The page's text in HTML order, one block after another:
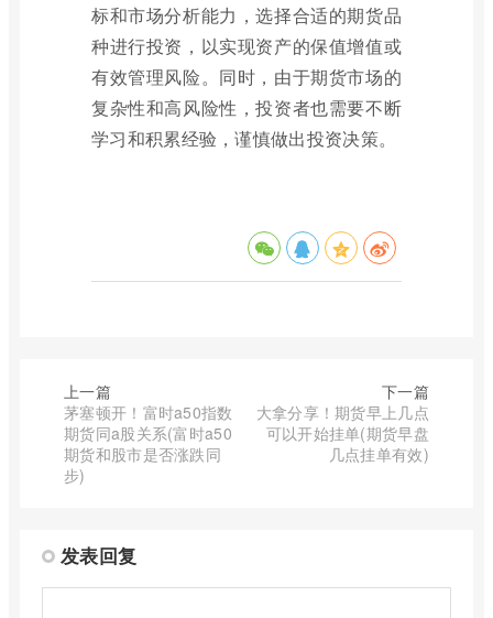
标和市场分析能力，选择合适的期货品
种进行投资，以实现资产的保值增值或
有效管理风险。同时，由于期货市场的
复杂性和高风险性，投资者也需要不断
学习和积累经验，谨慎做出投资决策。
上一篇
茅塞顿开！富时a50指数
期货同a股关系(富时a50
期货和股市是否涨跌同
步)
下一篇
大拿分享！期货早上几点
可以开始挂单(期货早盘
几点挂单有效)
发表回复